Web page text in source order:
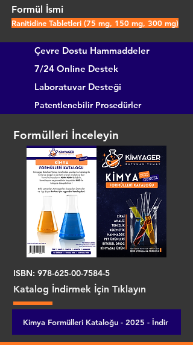
Formül İsmi
Ranitidine Tabletleri (75 mg, 150 mg, 300 mg)
Çevre Dostu Hammaddeler
7/24 Online Destek
Laboratuvar Desteği
Patentlenebilir Prosedürler
Formülleri İnceleyin
ISBN: 978-625-00-7584-5
Katalog İndirmek İçin Tıklayın
Kimya Formülleri Kataloğu - 2025 - İndir